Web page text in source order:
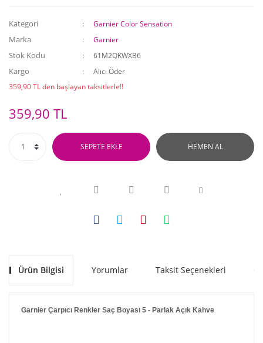
Kategori Garnier Color Sensation
Marka Garnier
Stok Kodu 61M2QKWXB6
Kargo
Alıcı Öder
359,90 TL den başlayan taksitlerle!!
359,90 TL
SEPETE EKLE HEMEN AL
Ürün Bilgisi Yorumlar Taksit Seçenekleri
Garnier Çarpıcı Renkler Saç Boyası 5 - Parlak Açık Kahve